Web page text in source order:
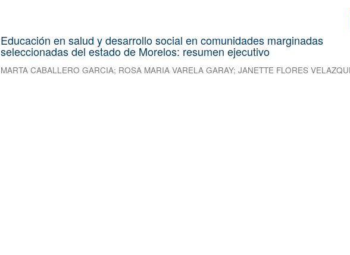
Educación en salud y desarrollo social en comunidades marginadas
seleccionadas del estado de Morelos: resumen ejecutivo
MARTA CABALLERO GARCIA; ROSA MARIA VARELA GARAY;JANETTE FLORES